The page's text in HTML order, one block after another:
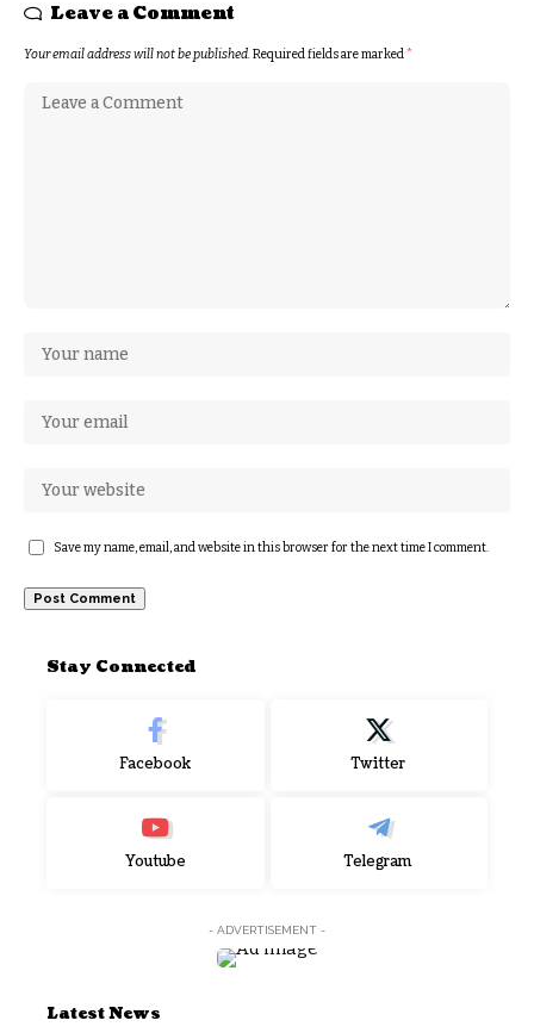
Leave a Comment
Your email address will not be published.Required fields are marked*
Save my name, email, and website in this browser for the next time I comment.
Stay Connected
Facebook Twitter
Youtube Telegram
- ADVERTISEMENT -
Latest News